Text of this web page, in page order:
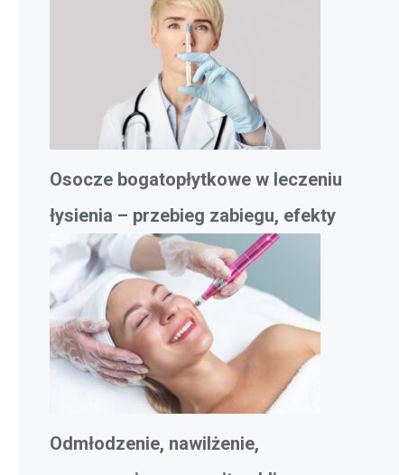
Osocze bogatopłytkowe w leczeniu
łysienia – przebieg zabiegu, efekty
Odmłodzenie, nawilżenie,